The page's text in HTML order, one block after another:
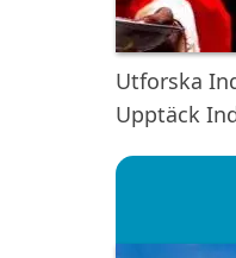
Utforska
Upptäck